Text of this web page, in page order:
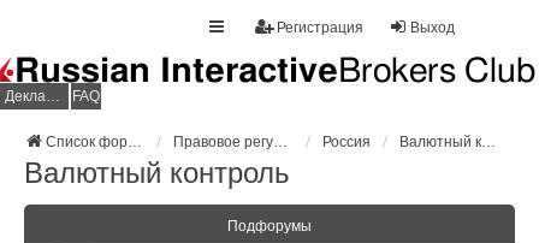
Выход
Регистрация
Декларация НДФЛ FAQ
Список форумов Правовое регулирование Россия Валютный контроль
Валютный контроль
Подфорумы